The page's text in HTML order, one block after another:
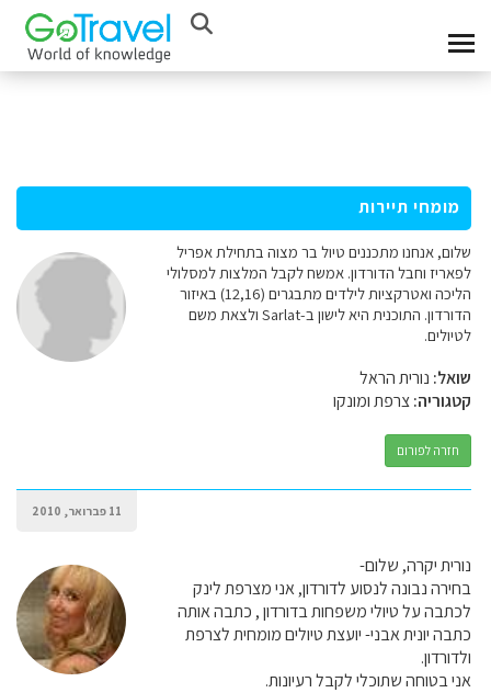
מומחי תיירות
שלום, אנחנו מתכננים טיול בר מצוה בתחילת אפריל
לפאריז וחבל הדורדון. אמשח לקבל המלצות למסלולי
הליכה ואטרקציות לילדים מתבגרים (12,16) באיזור
הדורדון. התוכנית היא לישון ב-Sarlat ולצאת משם
לטיולים.
שואל: נורית הראל
קטגוריה:צרפת ומונקו
חזרה לפורום
11 פברואר, 2010
נורית יקרה, שלום-
בחירה נבונה לנסוע לדורדון, אני מצרפת לינק
לכתבה על טיולי משפחות בדורדון , כתבה אותה
כתבה יונית אבני- יועצת טיולים מומחית לצרפת
ולדורדון.
אני בטוחה שתוכלי לקבל רעיונות.